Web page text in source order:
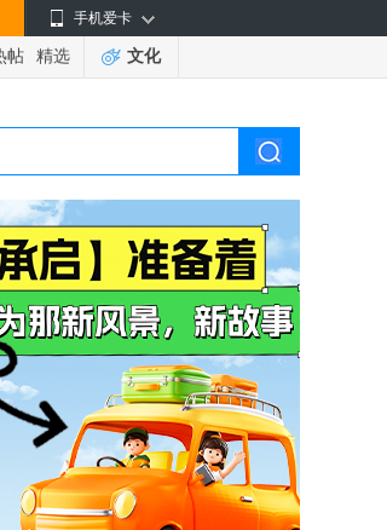
手机爱卡
帖 精选 文化